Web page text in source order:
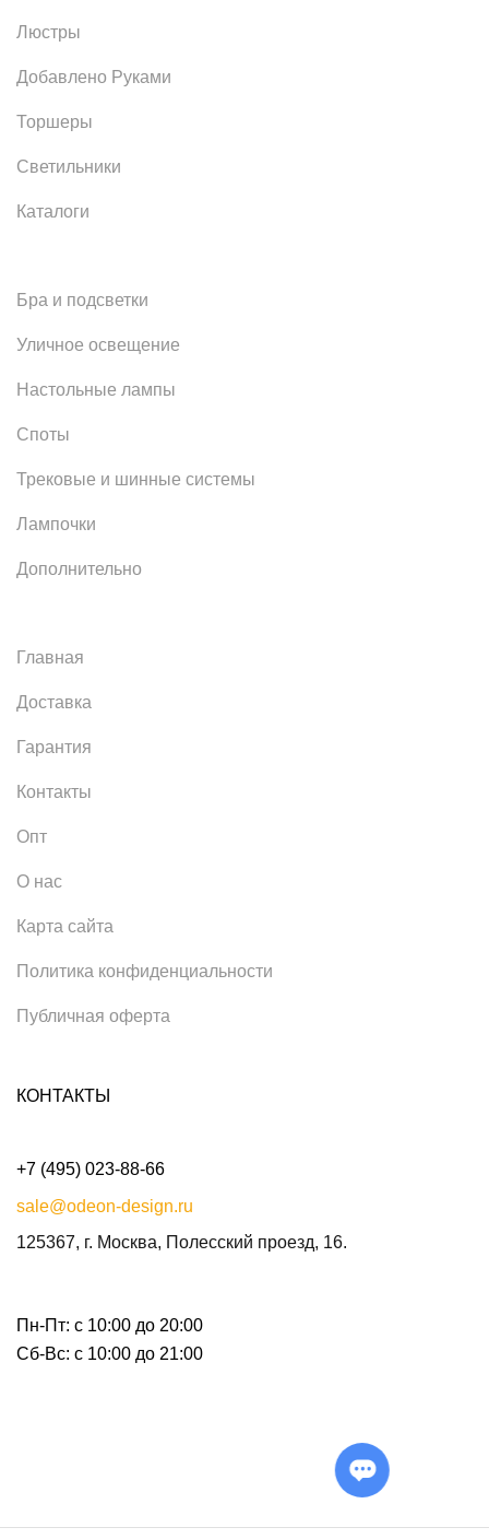
Люстры
Добавлено Руками
Торшеры
Светильники
Каталоги
Бра и подсветки
Уличное освещение
Настольные лампы
Споты
Трековые и шинные системы
Лампочки
Дополнительно
Главная
Доставка
Гарантия
Контакты
Опт
О нас
Карта сайта
Политика конфиденциальности
Публичная оферта
КОНТАКТЫ
+7 (495) 023-88-66
sale@odeon-design.ru
125367, г. Москва, Полесский проезд, 16.
Пн-Пт: с 10:00 до 20:00
Сб-Вс: с 10:00 до 21:00